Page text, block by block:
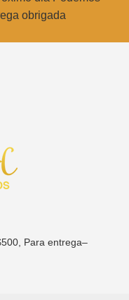
obrigada
Para entrega–